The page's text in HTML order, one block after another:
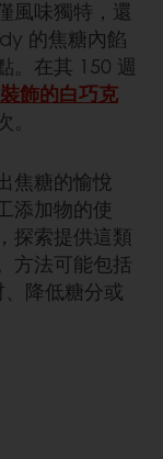
風味獨特，還
的焦糖內餡
。在其 150 週
飾的白巧克
焦糖的愉悅
添加物的使
探索提供這類
方法可能包括
降低糖分或